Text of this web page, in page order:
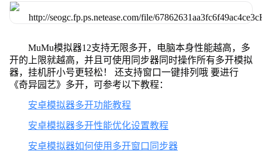
MuMu模拟器12支持无限多开，电脑本身性能越高，多
开的上限就越高，并且可使用同步器同时操作所有多开模拟
器，挂机肝小号更轻松！ 还支持窗口一键排列哦 要进行
《奇异园艺》多开，可参考以下教程：
安卓模拟器多开功能教程
安卓模拟器多开性能优化设置教程
安卓模拟器如何使用多开窗口同步器